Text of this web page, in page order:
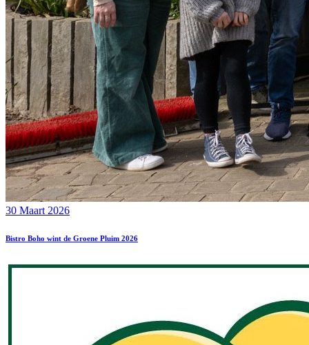
30 Maart 2026
Bistro Boho wint de Groene Pluim 2026